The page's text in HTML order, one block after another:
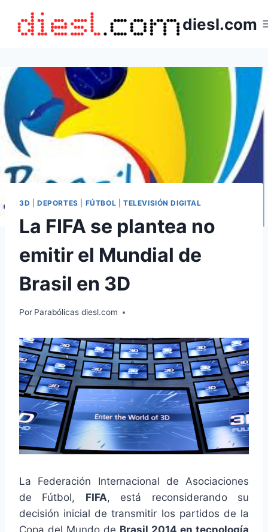
contenido
diesl.com
3D DEPORTES FÚTBOL TELEVISIÓN DIGITAL
La FIFA se plantea no
emitir el Mundial de
Brasil en 3D
Por Parabólicas diesl.com
La Federación Internacional de Asociaciones
de Fútbol, FIFA, está reconsiderando su
decisión inicial de transmitir los partidos de la
Copa del Mundo de Brasil 2014 en tecnología